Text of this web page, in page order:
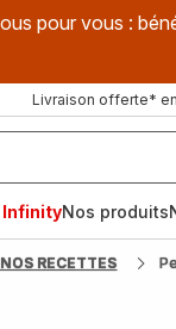
pour vous :
Livraison offerte*
InfinityNos produits
RECETTES